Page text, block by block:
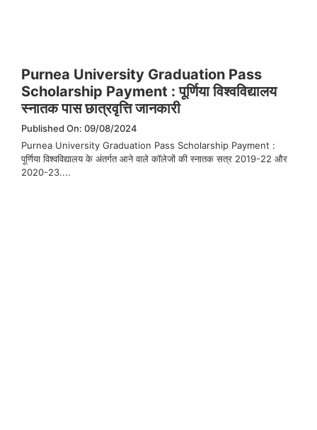
Purnea University Graduation Pass
Scholarship Payment : पूर्णिया विश्वविद्यालय
स्नातक पास छात्रवृत्ति जानकारी
Published On: 09/08/2024
Purnea University Graduation Pass Scholarship Payment :
पूर्णिया विश्वविद्यालय के अंतर्गत आने वाले कॉलेजों की स्नातक सत्र 2019-22 और
2020-23....